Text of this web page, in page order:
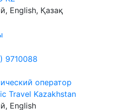
English, Қазақ
9710088
оператор
Travel Kazakhstan
English